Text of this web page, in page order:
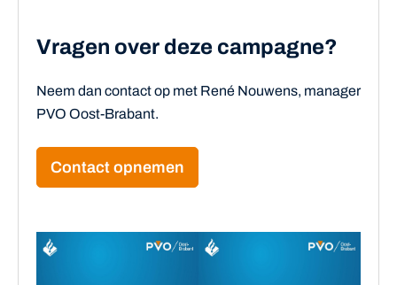
Vragen over deze campagne?
Neem dan contact op met René Nouwens, manager
PVO Oost-Brabant.
Contact opnemen